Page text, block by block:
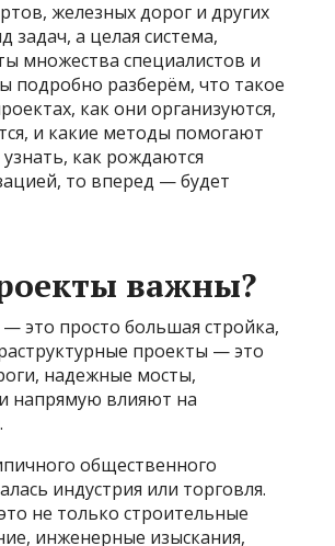
железных дорог и других
задач, а целая система,
множества специалистов и
подробно разберём, что такое
как они организуются,
и какие методы помогают
как рождаются
то вперед — будет
важны?
это просто большая стройка,
проекты — это
надежные мосты,
напрямую влияют на
общественного
индустрия или торговля.
не только строительные
инженерные изыскания,